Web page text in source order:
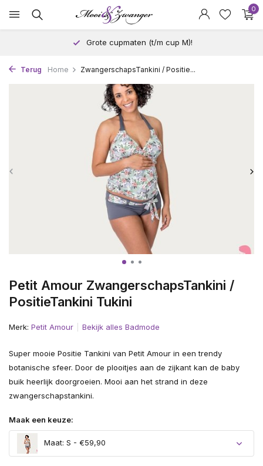
0
Grote cupmaten (t/m cup M)!
Terug Home ZwangerschapsTankini / Positie...
Petit Amour ZwangerschapsTankini /
PositieTankini Tukini
Merk: Petit Amour Bekijk alles Badmode
Super mooie Positie Tankini van Petit Amour in een trendy
botanische sfeer. Door de plooitjes aan de zijkant kan de baby
buik heerlijk doorgroeien. Mooi aan het strand in deze
zwangerschapstankini.
Maak een keuze:
Maat: S - €59,90